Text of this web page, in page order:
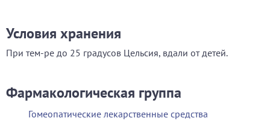
Условия хранения
При тем-ре до 25 градусов Цельсия, вдали от детей.
Фармакологическая группа
Гомеопатические лекарственные средства